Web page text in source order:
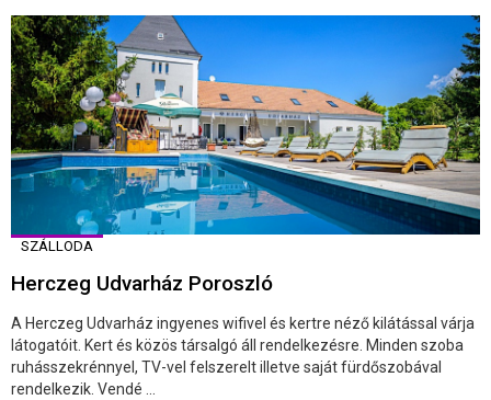
SZÁLLODA
Herczeg Udvarház Poroszló
A Herczeg Udvarház ingyenes wifivel és kertre néző kilátással várja
látogatóit. Kert és közös társalgó áll rendelkezésre. Minden szoba
ruhásszekrénnyel, TV-vel felszerelt illetve saját fürdőszobával
rendelkezik. Vendé ...